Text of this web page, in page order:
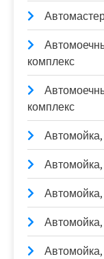
комплекс
комплекс